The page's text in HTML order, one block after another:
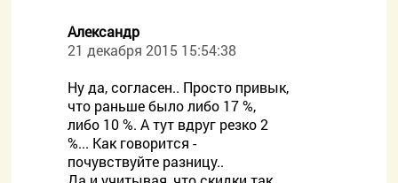
Александр
21 декабря 2015 15:54:38
Ну да, согласен.. Просто привык,
что раньше было либо 17 %,
либо 10 %. А тут вдруг резко 2
%... Как говорится -
почувствуйте разницу..